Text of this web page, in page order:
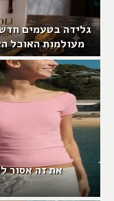
גלידה בטעמים
מעולמות האוכל
את זה אסור